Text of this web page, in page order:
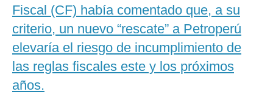
Fiscal (CF) había comentado que, a su
criterio, un nuevo “rescate” a Petroperú
elevaría el riesgo de incumplimiento de
las reglas fiscales este y los próximos
años.